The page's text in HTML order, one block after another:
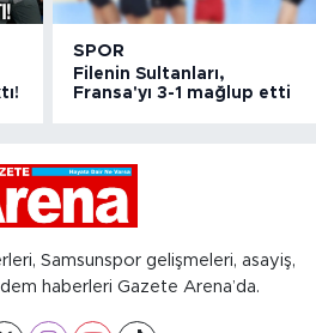
SPOR
Filenin Sultanları,
Fransa'yı 3-1 mağlup etti
Samsunspor gelişmeleri, asayiş,
haberleri Gazete Arena’da.